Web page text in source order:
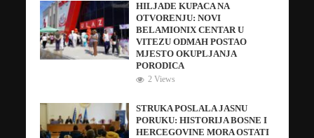
HILJADE KUPACA NA
OTVORENJU: NOVI
BELAMIONIX CENTAR U
VITEZU ODMAH POSTAO
MJESTO OKUPLJANJA
PORODICA
2 Views
STRUKA POSLALA JASNU
PORUKU: HISTORIJA BOSNE I
HERCEGOVINE MORA OSTATI